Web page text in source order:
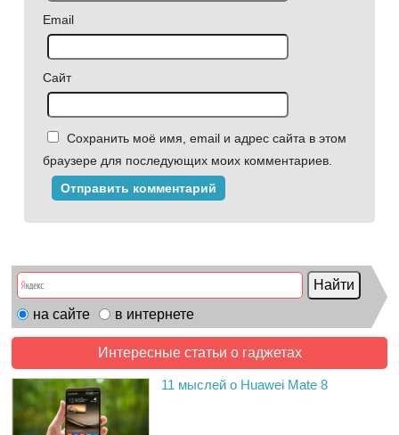
Email
Сайт
Сохранить моё имя, email и адрес сайта в этом
браузере для последующих моих комментариев.
на сайте в интернете
Интересные статьи о гаджетах
11 мыслей о Huawei Mate 8